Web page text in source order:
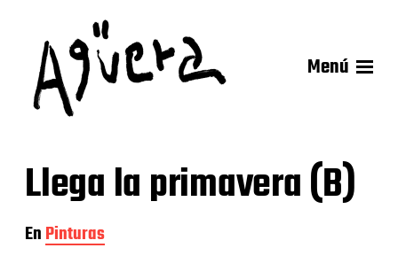
Menú
Llega la primavera (B)
EnPinturas